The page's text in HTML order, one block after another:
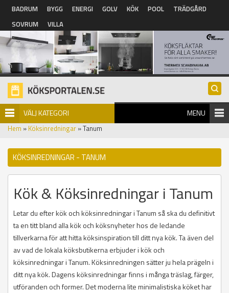
Hoppa till huvudinnehåll
BADRUM BYGG ENERGI GOLV KÖK POOL
TRÄDGÅRD
SOVRUM
VILLA
VÄLJ KATEGORI MENU
Hem » Köksinredningar » Tanum
KÖKSINREDNINGAR - TANUM
Kök & Köksinredningar i Tanum
Letar du efter kök och köksinredningar i Tanum så ska du definitivt
ta en titt bland alla kök och köksnyheter hos de ledande
tillverkarna för att hitta köksinspiration till ditt nya kök. Ta även del
av vad de lokala köksbutikerna erbjuder i kök och
köksinredningar i Tanum. Köksinredningen sätter ju hela prägeln i
ditt nya kök. Dagens köksinredningar finns i många träslag, färger,
utföranden och former. Det moderna lite minimalistiska köket har